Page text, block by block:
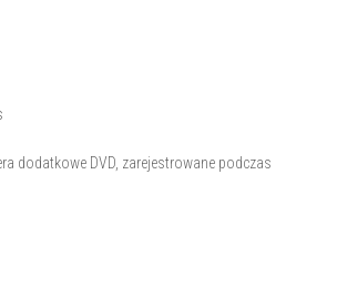
dodatkowe DVD, zarejestrowane podczas